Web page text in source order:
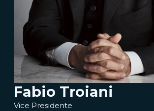
Fabio Troiani
Vice Presidente